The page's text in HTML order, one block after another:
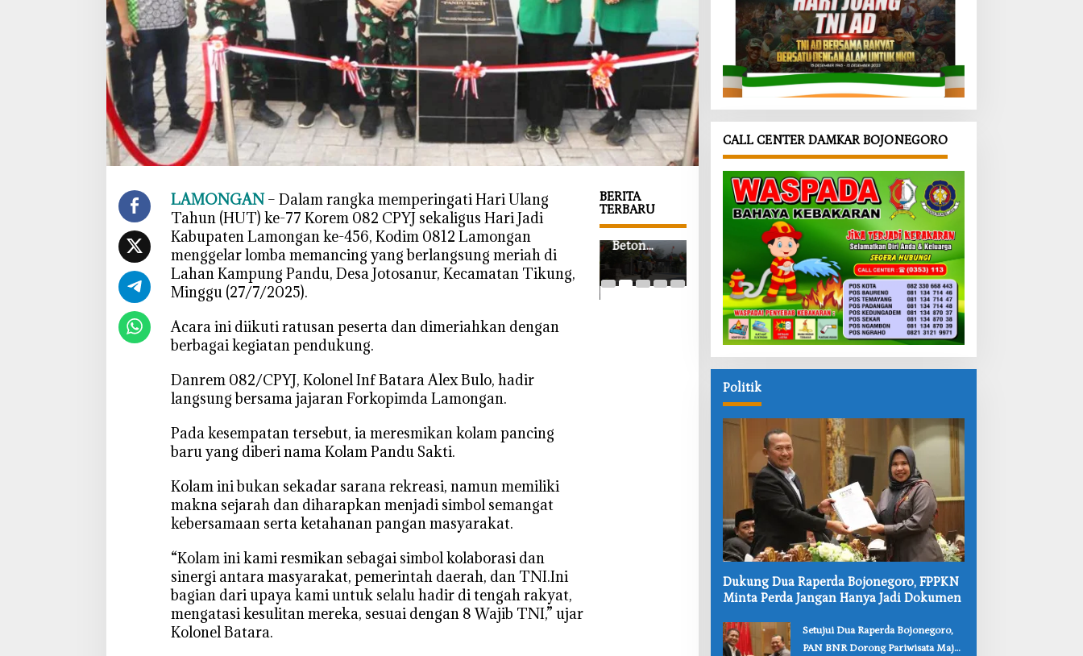
,
S
i
b
o
l
e
r
a
m
a
a
T
N
d
a
M
a
y
a
r
k
a
t
L
a
LAMONGAN– Dalam rangka memperingati Hari Ulang
Tahun (HUT) ke-77 Korem 082 CPYJ sekaligus Hari Jadi
Kabupaten Lamongan ke-456, Kodim 0812 Lamongan
menggelar lomba memancing yang berlangsung meriah di
Lahan Kampung Pandu, Desa Jotosanur, Kecamatan Tikung,
Minggu (27/7/2025).
‎Acara ini diikuti ratusan peserta dan dimeriahkan dengan
berbagai kegiatan pendukung.
‎Danrem 082/CPYJ, Kolonel Inf Batara Alex Bulo, hadir
langsung bersama jajaran Forkopimda Lamongan.
‎Pada kesempatan tersebut, ia meresmikan kolam pancing
baru yang diberi nama Kolam Pandu Sakti.
‎Kolam ini bukan sekadar sarana rekreasi, namun memiliki
makna sejarah dan diharapkan menjadi simbol semangat
kebersamaan serta ketahanan pangan masyarakat.
‎“Kolam ini kami resmikan sebagai simbol kolaborasi dan
sinergi antara masyarakat, pemerintah daerah, dan TNI.Ini
bagian dari upaya kami untuk selalu hadir di tengah rakyat,
mengatasi kesulitan mereka, sesuai dengan 8 Wajib TNI,” ujar
Kolonel Batara.
BERITA
TERBARU
‎Wabup
Bojonegor
o Beri
PWRI,
Gedung
Segera
Dibangun
‎Jalan Cor
Beton
TMMD
Bojonegor
TMMD
Bojonegor
o, Bangun
Berkualita
s dari
‎Dinkes
dan
Satgas
TMMD
Bojonegor
o Edukasi
UMKM
Desa
Kesongo,
Formalin
‎Jalan
TMMD
Bojonegor
o Jadi
Arena
Latihan
Gerak
Jalan
Siswa SDN
CALL CENTER DAMKAR BOJONEGORO
Politik
‎Dukung Dua Raperda Bojonegoro, FPPKN
Minta Perda Jangan Hanya Jadi Dokumen
‎Setujui Dua Raperda Bojonegoro,
PAN BNR Dorong Pariwisata Maju